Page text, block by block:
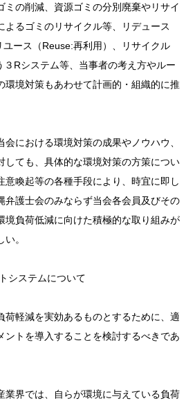
ミの削減、資源ゴミの分別廃棄やリサイ
よるゴミのリサイクル等、リデュース
ユース（Reuse:再利用）、リサイクル
３Rシステム等、当事者の考え方やルー
環境対策もあわせて計画的・組織的に推
おける環境対策の成果やノウハウ、
しても、具体的な環境対策の方策につい
意喚起等の各種手段により、時宜に即し
弁護士会のみならず当会各会員及びその
境負荷低減に向けた積極的な取り組みが
。
ステムについて
減を実効あるものとするために、適
ントを導入することを検討するべきであ
では、自らが環境に与えている負荷